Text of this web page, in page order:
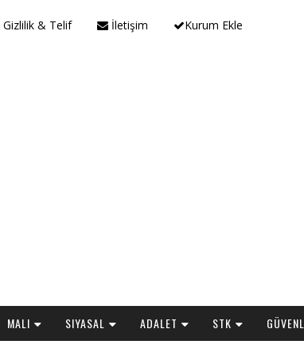
Gizlilik & Telif İletişim Kurum Ekle
MALI SIYASAL ADALET STK